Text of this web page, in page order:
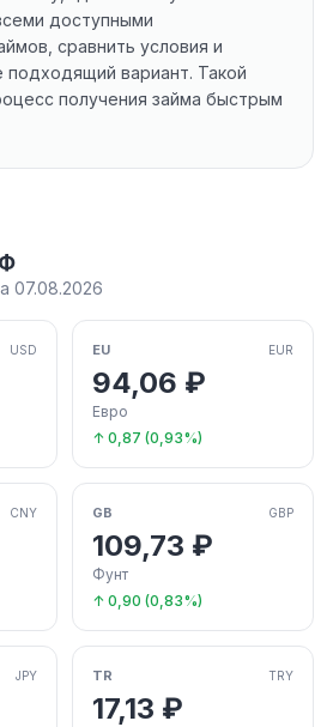
доступными
сравнить условия и
подходящий вариант. Такой
получения займа быстрым
07.08.2026
USD EU EUR
94,06 ₽
Евро
↑ 0,87 (0,93%)
CNY GB GBP
109,73 ₽
Фунт
↑ 0,90 (0,83%)
JPY TR TRY
17,13 ₽